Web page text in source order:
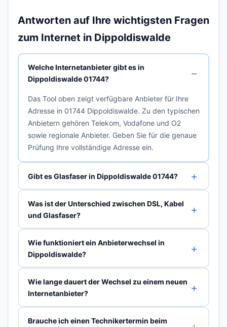
Antworten auf Ihre wichtigsten Fragen
zum Internet in Dippoldiswalde
Welche Internetanbieter gibt es in
Dippoldiswalde 01744?
Das Tool oben zeigt verfügbare Anbieter für Ihre
Adresse in 01744 Dippoldiswalde. Zu den typischen
Anbietern gehören Telekom, Vodafone und O2
sowie regionale Anbieter. Geben Sie für die genaue
Prüfung Ihre vollständige Adresse ein.
Gibt es Glasfaser in Dippoldiswalde 01744?
Was ist der Unterschied zwischen DSL, Kabel
und Glasfaser?
Wie funktioniert ein Anbieterwechsel in
Dippoldiswalde?
Wie lange dauert der Wechsel zu einem neuen
Internetanbieter?
Brauche ich einen Technikertermin beim